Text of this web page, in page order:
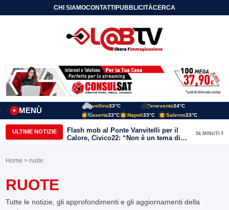
CHI SIAMOCONTATTIPUBBLICITÀCERCA
MENÙ
+
Avellino33°C Benevento34°C
Caserta33°C Napoli33°C Salerno33°C
ULTIME NOTIZIE
Flash mob al Ponte Vanvitelli per il
Calore, Civico22: “Non è un tema di
quartiere, riguarda tutta Benevento”
56 MINUTI FA
Home > ruote
RUOTE
Tutte le notizie, gli approfondimenti e gli aggiornamenti della